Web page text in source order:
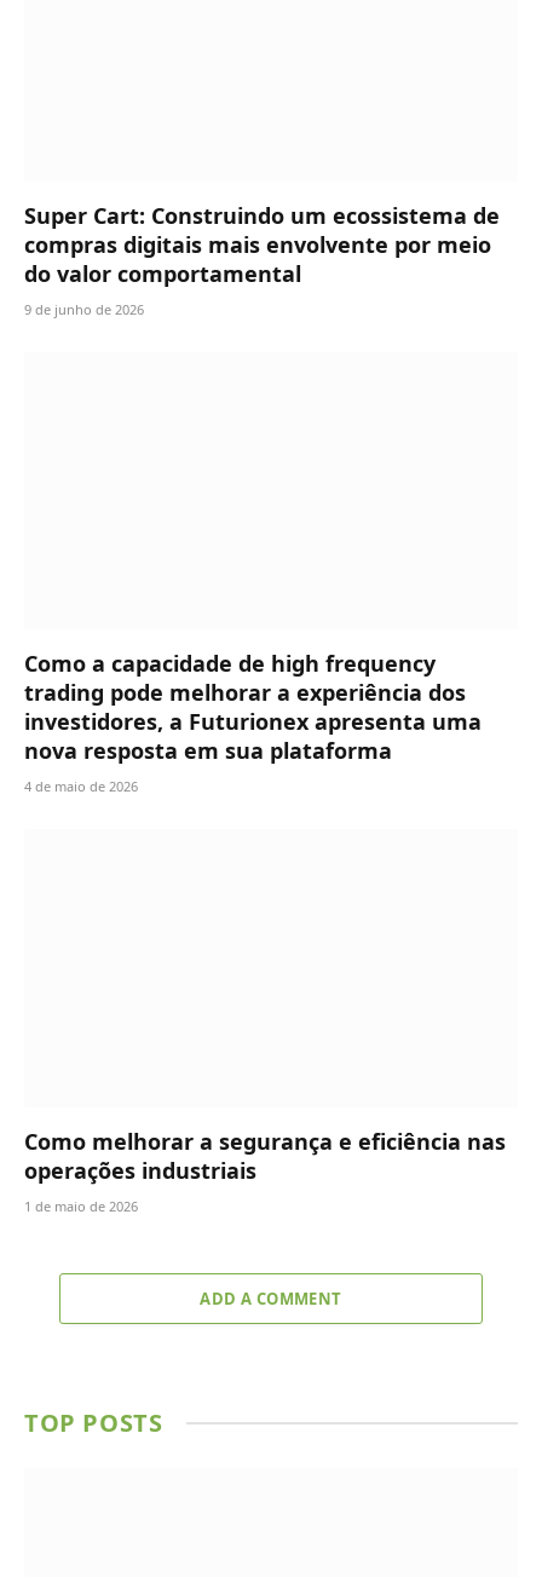
Super Cart: Construindo um ecossistema de
compras digitais mais envolvente por meio
do valor comportamental
9 de junho de 2026
Como a capacidade de high frequency
trading pode melhorar a experiência dos
investidores, a Futurionex apresenta uma
nova resposta em sua plataforma
4 de maio de 2026
Como melhorar a segurança e eficiência nas
operações industriais
1 de maio de 2026
ADD A COMMENT
TOP POSTS